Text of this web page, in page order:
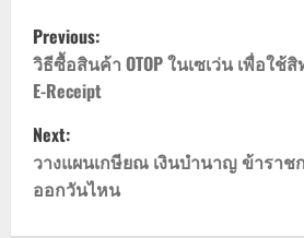
P
o
s
t
n
Previous:
วิธีซื้อสินค้า OTOP ในเซเว่น เพื่อใช้
E-Receipt
Next:
วางแผนเกษียณ เงินบํานาญ ข้าราช
ออกวันไหน